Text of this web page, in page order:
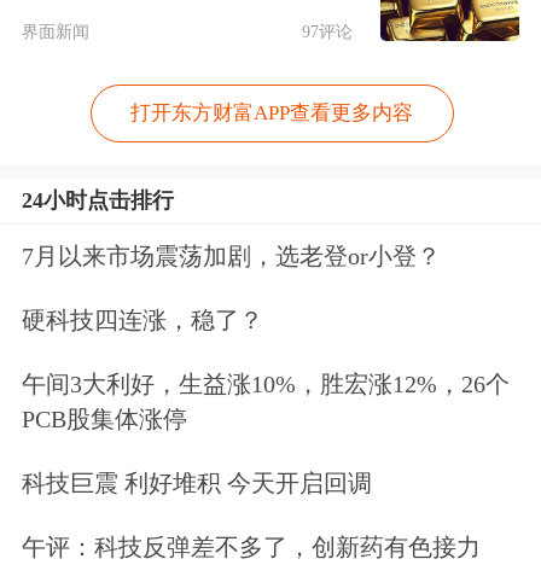
界面新闻 97评论
打开东方财富APP查看更多内容
24小时点击排行
7月以来市场震荡加剧，选老登or小登？
硬科技四连涨，稳了？
午间3大利好，生益涨10%，胜宏涨12%，26个
PCB股集体涨停
科技巨震 利好堆积 今天开启回调
午评：科技反弹差不多了，创新药有色接力